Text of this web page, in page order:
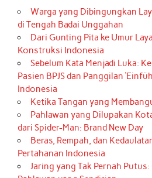
Warga yang Dibingungkan
di Tengah Badai Unggahan
Dari Gunting Pita ke Umur
Konstruksi Indonesia
Sebelum Kata Menjadi Luka:
Pasien BPJS dan Panggilan
Indonesia
Ketika Tangan yang
Pahlawan yang Dilupakan
dari Spider-Man: Brand New Day
Beras, Rempah, dan
Pertahanan Indonesia
Jaring yang Tak Pernah